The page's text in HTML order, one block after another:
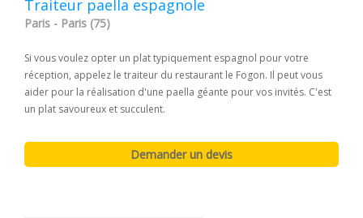
Traiteur paella espagnole
Paris - Paris (75)
Si vous voulez opter un plat typiquement espagnol pour votre
réception, appelez le traiteur du restaurant le Fogon. Il peut vous
aider pour la réalisation d'une paella géante pour vos invités. C'est
un plat savoureux et succulent.